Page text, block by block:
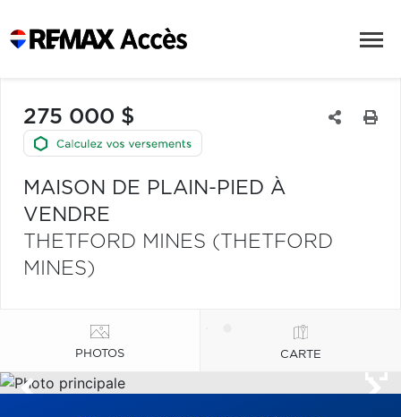
275 000 $
MAISON DE PLAIN-PIED À
VENDRE
THETFORD MINES (THETFORD
MINES)
PHOTOS CARTE